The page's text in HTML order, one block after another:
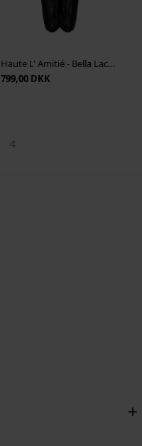
Haute L' Amitié - Bella Lace Harem Pant - Black
799,00 DKK
4